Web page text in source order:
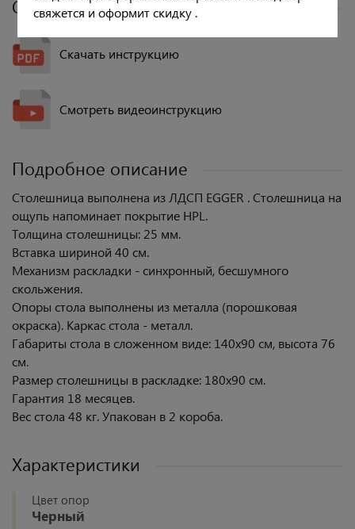
Сборка - фото и видеоинструкции
Скачать инструкцию
Смотреть видеоинструкцию
Подробное описание
Столешница выполнена из ЛДСП EGGER . Столешница на
ощупь напоминает покрытие HPL.
Толщина столешницы: 25 мм.
Вставка шириной 40 см.
Механизм раскладки - синхронный, бесшумного
скольжения.
Опоры стола выполнены из металла (порошковая
окраска). Каркас стола - металл.
Габариты стола в сложенном виде: 140х90 см, высота 76
см.
Размер столешницы в раскладке: 180х90 см.
Гарантия 18 месяцев.
Вес стола 48 кг. Упакован в 2 короба.
Характеристики
Цвет опор
Черный
свяжется и оформит скидку .